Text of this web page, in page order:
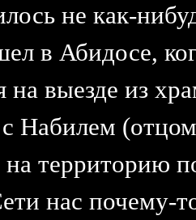
не как-
в Абидосе,
на выезде из
Набилем
территорию
нас почему-